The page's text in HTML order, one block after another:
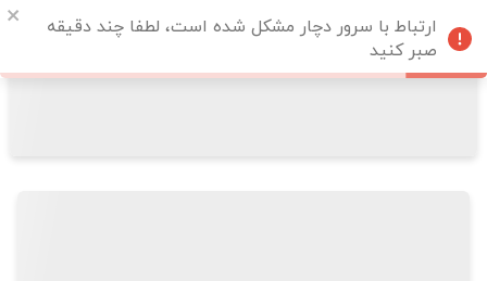
ارتباط با سرور دچار مشکل شده است، لطفا چند دقیقه
صبر کنید